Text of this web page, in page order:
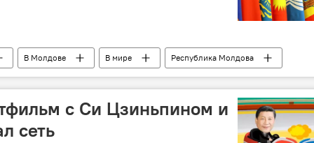
В Молдове В мире
Республика Молдова
протокол Парламент
с Си Цзиньпином и
сеть